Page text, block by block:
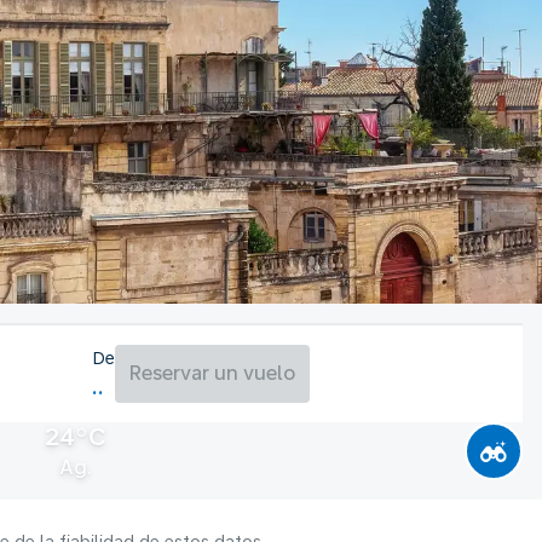
24°C
Ag.
De
Reservar un vuelo